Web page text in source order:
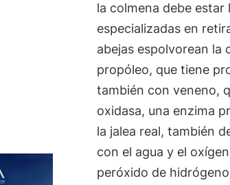
la colmena debe estar
especializadas en
abejas espolvorean la
propóleo, que tiene
también con veneno,
oxidasa, una enzima
la jalea real, también
con el agua y el
peróxido de